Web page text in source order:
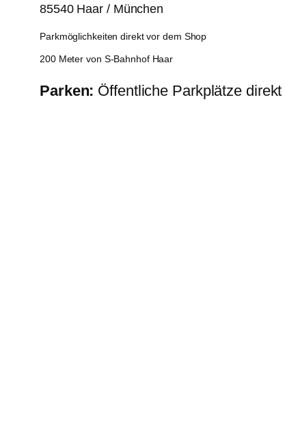
85540 Haar / München
Parkmöglichkeiten direkt vor dem Shop
200 Meter von S-Bahnhof Haar
Parken: Öffentliche Parkplätze